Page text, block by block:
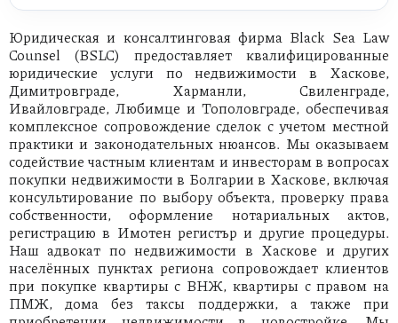
Юридическая и консалтинговая фирма Black Sea Law
Counsel (BSLC) предоставляет квалифицированные
юридические услуги по недвижимости в Хаскове,
Димитровграде, Харманли, Свиленграде,
Ивайловграде, Любимце и Тополовграде, обеспечивая
комплексное сопровождение сделок с учетом местной
практики и законодательных нюансов. Мы оказываем
содействие частным клиентам и инвесторам в вопросах
покупки недвижимости в Болгарии в Хаскове, включая
консультирование по выбору объекта, проверку права
собственности, оформление нотариальных актов,
регистрацию в Имотен регистър и другие процедуры.
Наш адвокат по недвижимости в Хаскове и других
населённых пунктах региона сопровождает клиентов
при покупке квартиры с ВНЖ, квартиры с правом на
ПМЖ, дома без таксы поддержки, а также при